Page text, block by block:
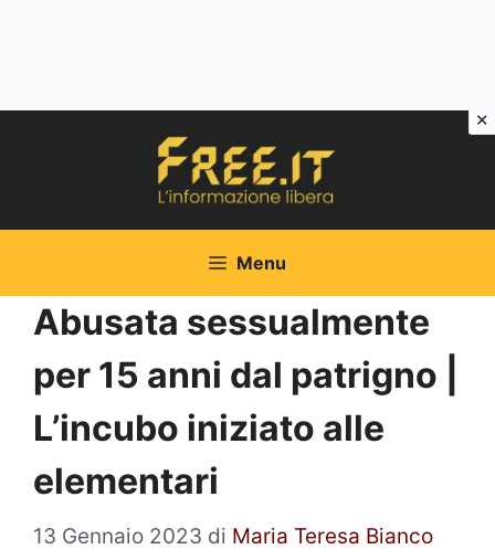
Menu
Abusata sessualmente
per 15 anni dal patrigno |
L’incubo iniziato alle
elementari
13 Gennaio 2023 di Maria Teresa Bianco